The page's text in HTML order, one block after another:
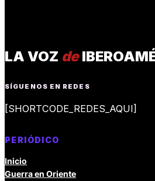
LA VOZ de
SÍGUENOS EN REDES
[SHORTCODE_REDES_AQUI]
PERIÓDICO
Inicio
Guerra en Oriente